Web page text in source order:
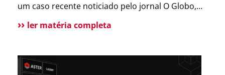
um caso recente noticiado pelo jornal O Globo,
envolvendo a possível clonagem de controle de
e contou com a participação da ASTER, que
ler matéria completa